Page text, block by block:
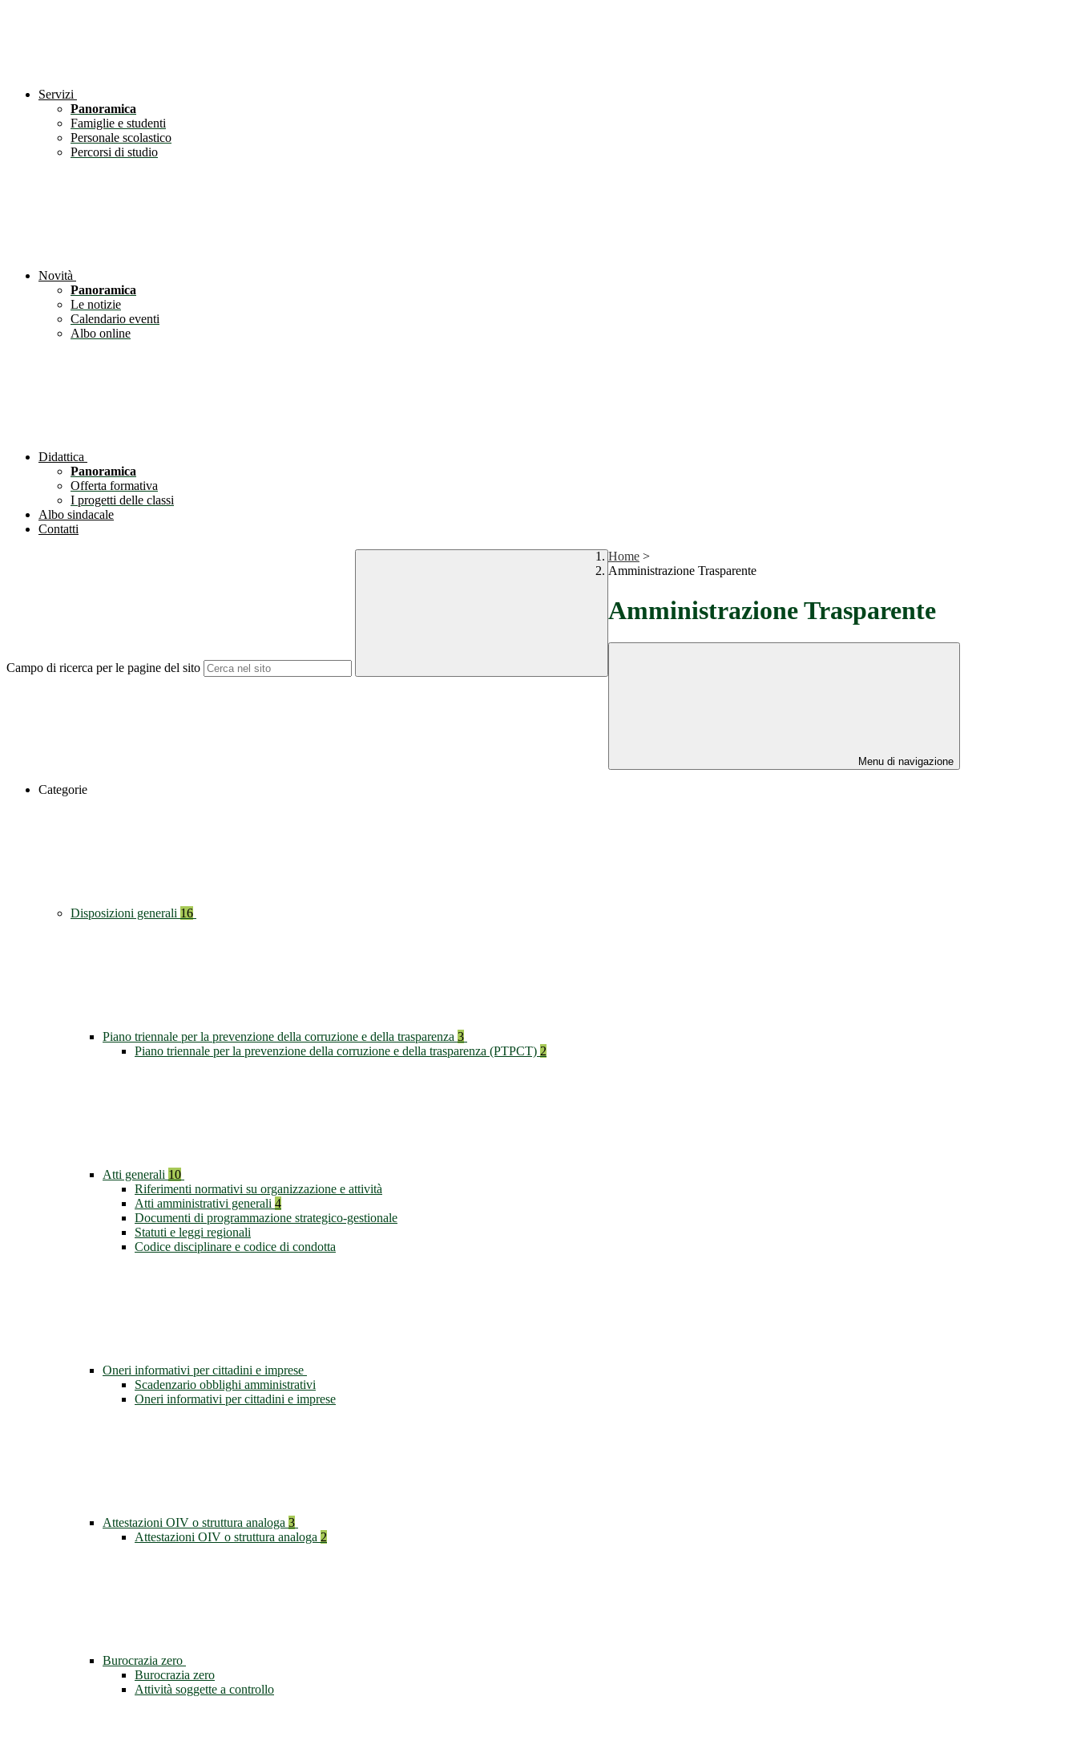
Servizi
Panoramica
Famiglie e studenti
Personale scolastico
Percorsi di studio
Novità
Panoramica
Le notizie
Calendario eventi
Albo online
Didattica
Panoramica
Offerta formativa
I progetti delle classi
Albo sindacale
Contatti
Campo di ricerca per le pagine del sito
Home >
Amministrazione Trasparente
Amministrazione Trasparente
Menu di navigazione
Categorie
Disposizioni generali 16
Piano triennale per la prevenzione della corruzione e della trasparenza 3
Piano triennale per la prevenzione della corruzione e della trasparenza (PTPCT) 2
Atti generali 10
Riferimenti normativi su organizzazione e attività
Atti amministrativi generali 4
Documenti di programmazione strategico-gestionale
Statuti e leggi regionali
Codice disciplinare e codice di condotta
Oneri informativi per cittadini e imprese
Scadenzario obblighi amministrativi
Oneri informativi per cittadini e imprese
Attestazioni OIV o struttura analoga 3
Attestazioni OIV o struttura analoga 2
Burocrazia zero
Burocrazia zero
Attività soggette a controllo